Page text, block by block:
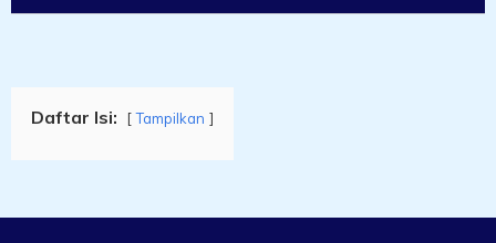
Daftar Isi: Tampilkan